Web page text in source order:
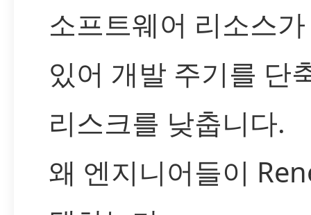
소프트웨어 리소스
있어 개발 주기를 단
리스크를 낮춥니다.
왜 엔지니어들이